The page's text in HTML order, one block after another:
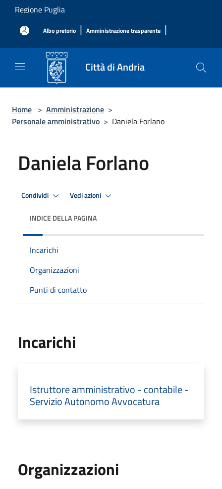
Salta al contenuto principale
Regione Puglia
Albo pretorio | Amministrazione trasparente |
Città di Andria
Home > Amministrazione >
Personale amministrativo > Daniela Forlano
Daniela Forlano
Condividi Vedi azioni
INDICE DELLA PAGINA
Incarichi
Organizzazioni
Punti di contatto
Incarichi
Istruttore amministrativo - contabile -
Servizio Autonomo Avvocatura
Organizzazioni